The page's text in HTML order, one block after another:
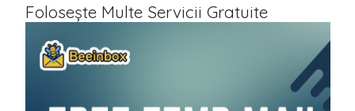
Folosește Multe Servicii Gratuite